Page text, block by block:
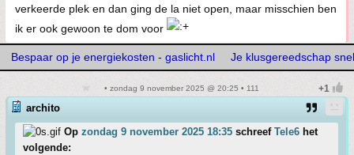
verkeerde plek en dan ging de la niet open, maar misschien ben
ik er ook gewoon te dom voor
Bespaar op je energiekosten - gaslicht.nl Je klusgereedschap
• zondag 9 november 2025 @ 20:25 • 111
archito
Op zondag 9 november 2025 18:35 schreef Tele6 het
volgende: